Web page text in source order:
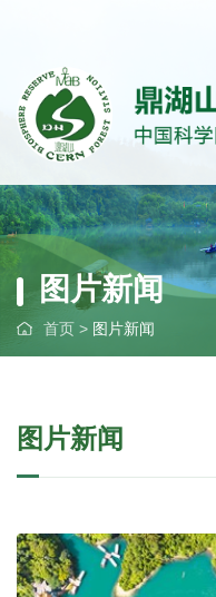
图片新闻
首页 > 图片新闻
图片新闻